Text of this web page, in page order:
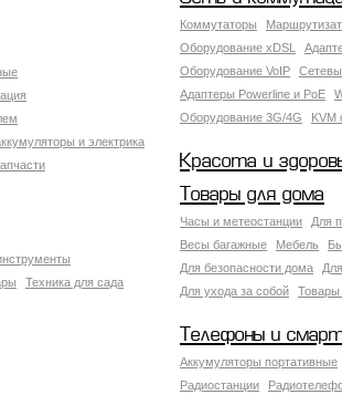
Коммутаторы
Оборудование xDSL
Оборудование VoIP
Адаптеры Powerline и PoE
Оборудование 3G/4G
KVM
и электрика
Красота и
Товары для дома
Часы и метеостанции Для
Весы багажные
Мебель
Для безопасности дома
Для ухода за собой
Товары
Техника для сада
Телефоны и
Аккумуляторы портативные
Радиостанции